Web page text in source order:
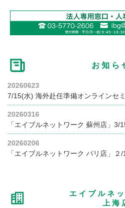
お知ら
20260623
7/15(水) 海外赴任準備オンラインセ
20260316
「エイブルネットワーク 蘇州店」3/
20260206
「エイブルネットワーク パリ店」２/
エイブルネ
上海